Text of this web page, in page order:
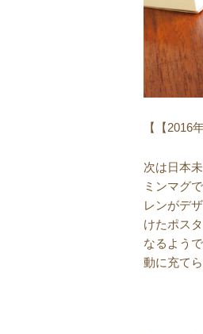
【【
次は日本
ミンマグ
レンがデ
けたポス
なるよう
動に充てら